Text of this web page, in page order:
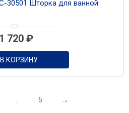
30501 Шторка для ванной
1 720 ₽
В КОРЗИНУ
5 →